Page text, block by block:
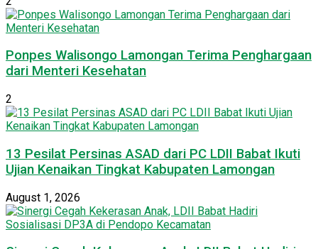
Ponpes Walisongo Lamongan Terima Penghargaan
dari Menteri Kesehatan
2
13 Pesilat Persinas ASAD dari PC LDII Babat Ikuti
Ujian Kenaikan Tingkat Kabupaten Lamongan
August 1, 2026